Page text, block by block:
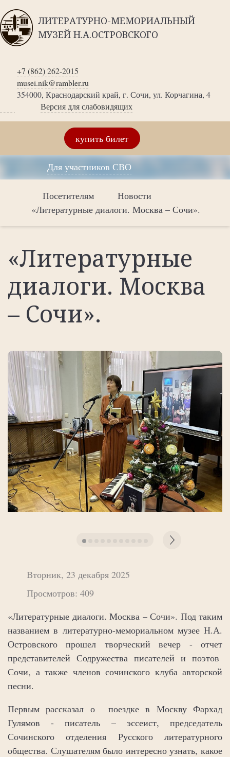
ЛИТЕРАТУРНО-МЕМОРИАЛЬНЫЙ
МУЗЕЙ Н.А.ОСТРОВСКОГО
+7 (862) 262-2015
musei.nik@rambler.ru
354000, Краснодарский край, г. Сочи, ул. Корчагина, 4
Версия для слабовидящих
купить билет
Для участников СВО
Посетителям
Новости
«Литературные диалоги. Москва – Сочи».
«Литературные
диалоги. Москва
– Сочи».
Вторник, 23 декабря 2025
Просмотров: 409
«Литературные диалоги. Москва – Сочи». Под таким
названием в литературно-мемориальном музее Н.А.
Островского прошел творческий вечер - отчет
представителей Содружества писателей и поэтов
Сочи, а также членов сочинского клуба авторской
песни.
Первым рассказал о поездке в Москву Фархад
Гулямов - писатель – эссеист, председатель
Сочинского отделения Русского литературного
общества. Слушателям было интересно узнать, какое